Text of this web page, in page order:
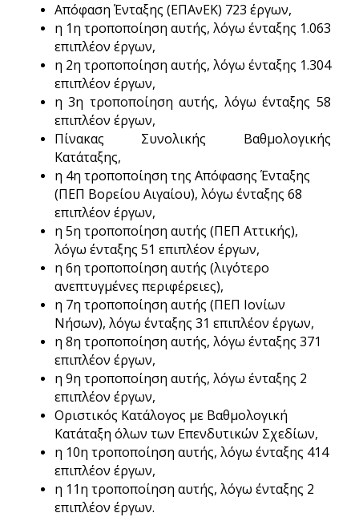
Απόφαση Ένταξης (ΕΠΑνΕΚ) 723 έργων,
η 1η τροποποίηση αυτής, λόγω ένταξης 1.063
επιπλέον έργων,
η 2η τροποποίηση αυτής, λόγω ένταξης 1.304
επιπλέον έργων,
η 3η τροποποίηση αυτής, λόγω ένταξης 58
επιπλέον έργων,
Πίνακας Συνολικής Βαθμολογικής
Κατάταξης,
η 4η τροποποίηση της Απόφασης Ένταξης
(ΠΕΠ Βορείου Αιγαίου), λόγω ένταξης 68
επιπλέον έργων,
η 5η τροποποίηση αυτής (ΠΕΠ Αττικής),
λόγω ένταξης 51 επιπλέον έργων,
η 6η τροποποίηση αυτής (λιγότερο
ανεπτυγμένες περιφέρειες),
η 7η τροποποίηση αυτής (ΠΕΠ Ιονίων
Νήσων), λόγω ένταξης 31 επιπλέον έργων,
η 8η τροποποίηση αυτής, λόγω ένταξης 371
επιπλέον έργων,
η 9η τροποποίηση αυτής, λόγω ένταξης 2
επιπλέον έργων,
Οριστικός Κατάλογος με Βαθμολογική
Κατάταξη όλων των Επενδυτικών Σχεδίων,
η 10η τροποποίηση αυτής, λόγω ένταξης 414
επιπλέον έργων,
η 11η τροποποίηση αυτής, λόγω ένταξης 2
επιπλέον έργων.